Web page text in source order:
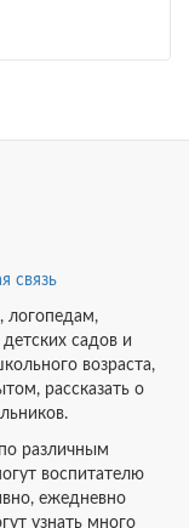
связь
логопедам,
садов и
возраста,
рассказать о
различным
воспитателю
ежедневно
узнать много